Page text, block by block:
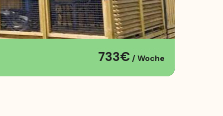
733€ / Woche